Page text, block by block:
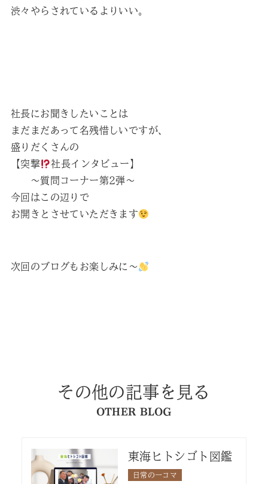
渋々やらされているよりいい。
社長にお聞きしたいことは
まだまだあって名残惜しいですが、
盛りだくさんの
【突撃
社長インタビュー】
～質問コーナー第2弾～
今回はこの辺りで
お開きとさせていただきます
次回のブログもお楽しみに～
その他の記事を見る
OTHER BLOG
東海ヒトシゴト図鑑
日常の一コマ